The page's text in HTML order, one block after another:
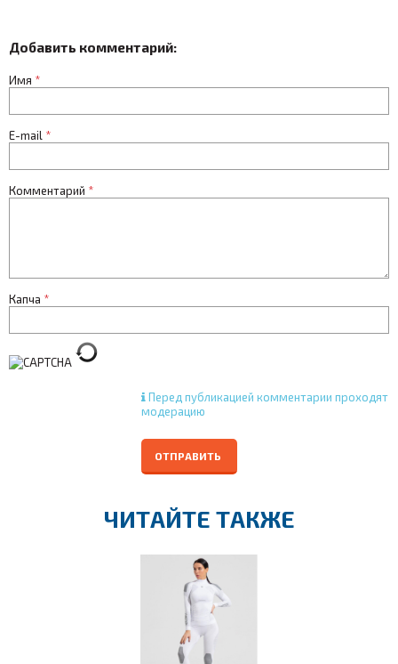
Добавить комментарий:
Имя *
E-mail *
Комментарий *
Капча *
Перед публикацией комментарии проходят
модерацию
ОТПРАВИТЬ
ЧИТАЙТЕ ТАКЖЕ